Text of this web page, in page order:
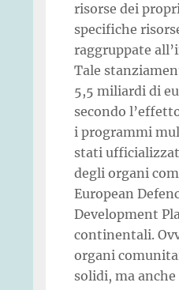
risorse dei
specifiche
raggruppate
Tale
5,5 miliardi di
secondo
i programmi
stati
degli organi
European
Development
continentali.
organi
solidi, ma